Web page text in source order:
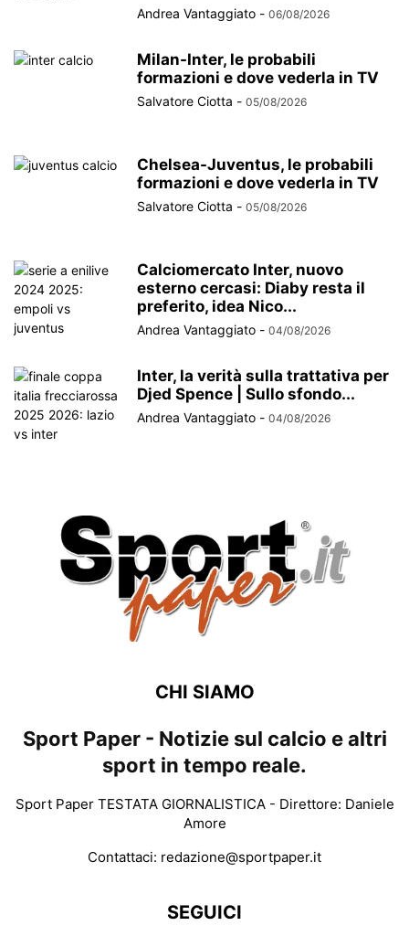
Andrea Vantaggiato - 06/08/2026
Milan-Inter, le probabili
formazioni e dove vederla in TV
Salvatore Ciotta - 05/08/2026
Chelsea-Juventus, le probabili
formazioni e dove vederla in TV
Salvatore Ciotta - 05/08/2026
Calciomercato Inter, nuovo
esterno cercasi: Diaby resta il
preferito, idea Nico...
Andrea Vantaggiato - 04/08/2026
Inter, la verità sulla trattativa per
Djed Spence | Sullo sfondo...
Andrea Vantaggiato - 04/08/2026
CHI SIAMO
Sport Paper - Notizie sul calcio e altri
sport in tempo reale.
Sport Paper TESTATA GIORNALISTICA - Direttore: Daniele
Amore
Contattaci: redazione@sportpaper.it
SEGUICI